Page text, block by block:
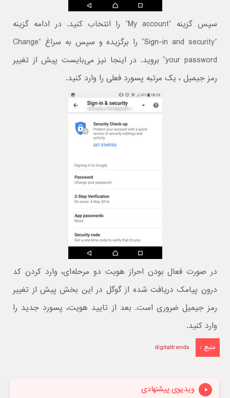
سپس گزینه “My account” را انتخاب کنید. در ادامه گزینه
“Sign-in and security” را برگزیده و سپس به سراغ “Change
your password” بروید. در اینجا نیز می‌بایست پیش از تغییر
رمز جیمیل ، یک مرتبه پسورد فعلی را وارد کنید.
در صورت فعال بودن احراز هویت دو مرحله‌ای، وارد کردن کد
درون پیامک دریافت شده از گوگل در این بخش پیش از تغییر
رمز جیمیل ضروری است. بعد از تایید هویت، پسورد جدید را
وارد کنید.
منبع : digitaltrends
ویدیوی پیشنهادی